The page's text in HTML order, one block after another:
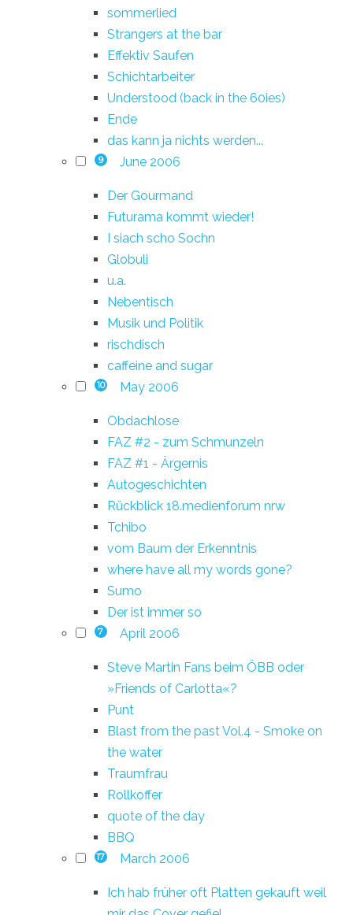
sommerlied
Strangers at the bar
Effektiv Saufen
Schichtarbeiter
Understood (back in the 60ies)
Ende
das kann ja nichts werden...
9 June 2006
Der Gourmand
Futurama kommt wieder!
I siach scho Sochn
Globuli
u.a.
Nebentisch
Musik und Politik
rischdisch
caffeine and sugar
10 May 2006
Obdachlose
FAZ #2 - zum Schmunzeln
FAZ #1 - Ärgernis
Autogeschichten
Rückblick 18.medienforum nrw
Tchibo
vom Baum der Erkenntnis
where have all my words gone?
Sumo
Der ist immer so
7 April 2006
Steve Martin Fans beim ÖBB oder
»Friends of Carlotta«?
Punt
Blast from the past Vol.4 - Smoke on
the water
Traumfrau
Rollkoffer
quote of the day
BBQ
17 March 2006
Ich hab früher oft Platten gekauft weil